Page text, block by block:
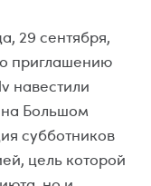
29 сентября,
приглашению
навестили
Большом
субботников
цель которой